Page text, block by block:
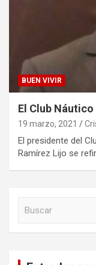
BUEN VIVIR
El Club
19 marzo, 2021
El presidente del
Ramírez Lijo se